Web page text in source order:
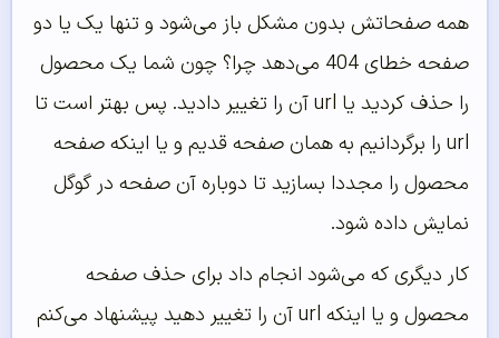
همه صفحاتش بدون مشکل باز می‌شود و تنها یک یا دو
صفحه خطای 404 می‌دهد چرا؟ چون شما یک محصول
را حذف کردید یا url آن را تغییر دادید. پس بهتر است تا
url را برگردانیم به همان صفحه قدیم و یا اینکه صفحه
محصول را مجددا بسازید تا دوباره آن صفحه در گوگل
نمایش داده شود.
کار دیگری که می‌شود انجام داد برای حذف صفحه
محصول و یا اینکه url آن را تغییر دهید پیشنهاد می‌کنم